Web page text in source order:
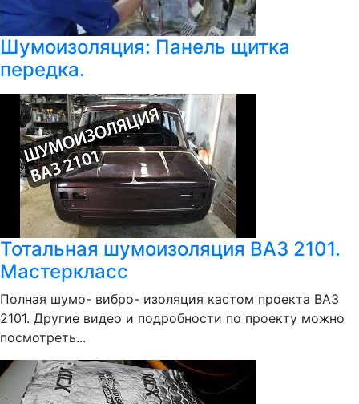
Шумоизоляция: Панель щитка
передка.
Тотальная шумоизоляция ВАЗ 2101.
Мастеркласс
Полная шумо- вибро- изоляция кастом проекта ВАЗ
2101. Другие видео и подробности по проекту можно
посмотреть...